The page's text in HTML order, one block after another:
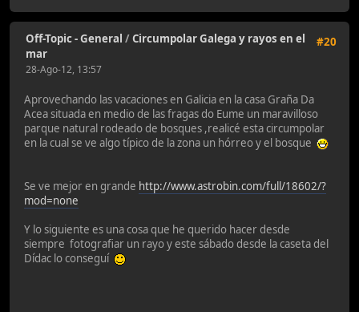
#20
Off-Topic - General /Circumpolar Galega y rayos en el
mar
28-Ago-12, 13:57
Aprovechando las vacaciones en Galicia en la casa Graña Da
Acea situada en medio de las fragas do Eume un maravilloso
parque natural rodeado de bosques ,realicé esta circumpolar
en la cual se ve algo típico de la zona un hórreo y el bosque
Se ve mejor en grande http://www.astrobin.com/full/18602/?
mod=none
Y lo siguiente es una cosa que he querido hacer desde
siempre fotografiar un rayo y este sábado desde la caseta del
Dídac lo conseguí